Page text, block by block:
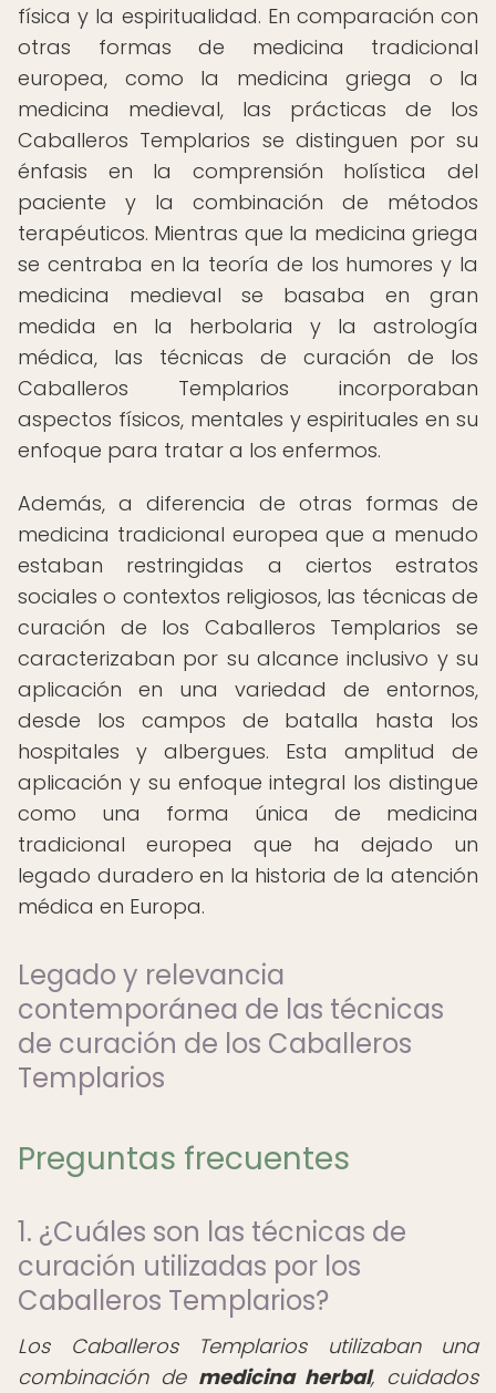
física y la espiritualidad. En comparación con
otras formas de medicina tradicional
europea, como la medicina griega o la
medicina medieval, las prácticas de los
Caballeros Templarios se distinguen por su
énfasis en la comprensión holística del
paciente y la combinación de métodos
terapéuticos. Mientras que la medicina griega
se centraba en la teoría de los humores y la
medicina medieval se basaba en gran
medida en la herbolaria y la astrología
médica, las técnicas de curación de los
Caballeros Templarios incorporaban
aspectos físicos, mentales y espirituales en su
enfoque para tratar a los enfermos.
Además, a diferencia de otras formas de
medicina tradicional europea que a menudo
estaban restringidas a ciertos estratos
sociales o contextos religiosos, las técnicas de
curación de los Caballeros Templarios se
caracterizaban por su alcance inclusivo y su
aplicación en una variedad de entornos,
desde los campos de batalla hasta los
hospitales y albergues. Esta amplitud de
aplicación y su enfoque integral los distingue
como una forma única de medicina
tradicional europea que ha dejado un
legado duradero en la historia de la atención
médica en Europa.
Legado y relevancia
contemporánea de las técnicas
de curación de los Caballeros
Templarios
Preguntas frecuentes
1. ¿Cuáles son las técnicas de
curación utilizadas por los
Caballeros Templarios?
Los Caballeros Templarios utilizaban una
combinación de medicina herbal, cuidados